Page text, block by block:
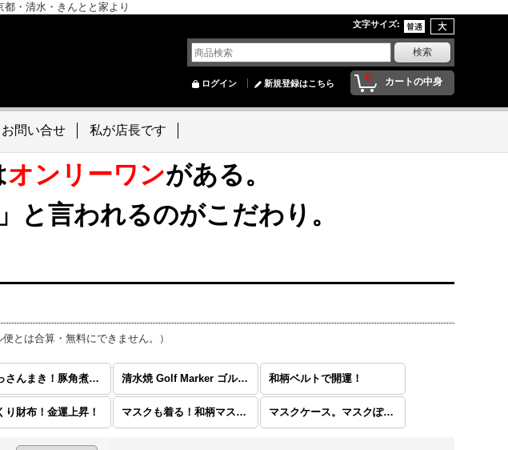
・清水・きんとと家より
文字サイズ:
0 カートの中身
ログイン 新規登録はこちら
お問い合せ 私が店長です
オンリーワンがある。
と言われるのがこだわり。
とは合算・無料にできません。）
えべっさんまき！豚角煮バーガー！和風点心(冷凍食品) 清水焼 Golf Marker ゴルフマーカー 和柄ベルトで開運！
り財布！金運上昇！ マスクも着る！和柄マスク！気分上げて！【送料￥198】 マスクケース。マスクぽーち。マスクアクセサリー。【送料￥198】